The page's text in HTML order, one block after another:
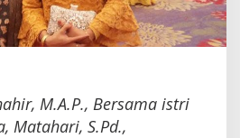
M.A.P., Bersama istri
Matahari, S.Pd.,